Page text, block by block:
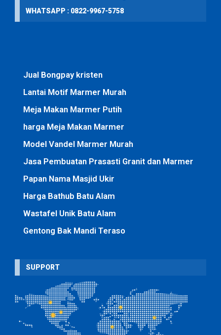
WHATSAPP : 0822-9967-5758
Jual Bongpay kristen
Lantai Motif Marmer Murah
Meja Makan Marmer Putih
harga Meja Makan Marmer
Model Vandel Marmer Murah
Jasa Pembuatan Prasasti Granit dan Marmer
Papan Nama Masjid Ukir
Harga Bathub Batu Alam
Wastafel Unik Batu Alam
Gentong Bak Mandi Teraso
SUPPORT